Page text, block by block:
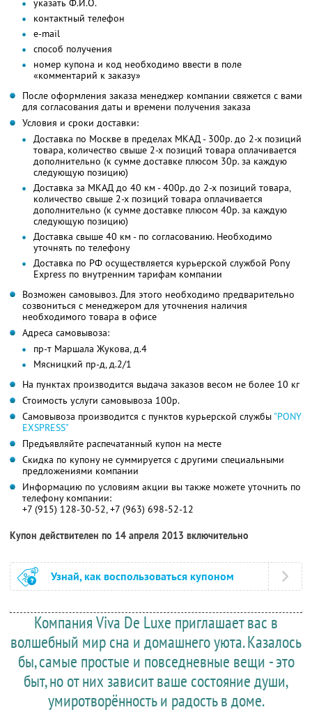
указать Ф.И.О.
контактный телефон
e-mail
способ получения
номер купона и код необходимо ввести в поле
«комментарий к заказу»
После оформления заказа менеджер компании свяжется с вами
для согласования даты и времени получения заказа
Условия и сроки доставки:
Доставка по Москве в пределах МКАД - 300р. до 2-х позиций
товара, количество свыше 2-х позиций товара оплачивается
дополнительно (к сумме доставке плюсом 30р. за каждую
следующую позицию)
Доставка за МКАД до 40 км - 400р. до 2-х позиций товара,
количество свыше 2-х позиций товара оплачивается
дополнительно (к сумме доставке плюсом 40р. за каждую
следующую позицию)
Доставка свыше 40 км - по согласованию. Необходимо
уточнять по телефону
Доставка по РФ осуществляется курьерской службой Pony
Express по внутренним тарифам компании
Возможен самовывоз. Для этого необходимо предварительно
созвониться с менеджером для уточнения наличия
необходимого товара в офисе
Адреса самовывоза:
пр-т Маршала Жукова, д.4
Мясницкий пр-д, д.2/1
На пунктах производится выдача заказов весом не более 10 кг
Стоимость услуги самовывоза 100р.
Самовывоза производится с пунктов курьерской службы "PONY
EXSPRESS"
Предъявляйте распечатанный купон на месте
Скидка по купону не суммируется с другими специальными
предложениями компании
Информацию по условиям акции вы также можете уточнить по
телефону компании:
+7 (915) 128-30-52, +7 (963) 698-52-12
Купон действителен по 14 апреля 2013 включительно
Узнай, как воспользоваться купоном
Компания Viva De Luxe приглашает вас в
волшебный мир сна и домашнего уюта. Казалось
бы, самые простые и повседневные вещи - это
быт, но от них зависит ваше состояние души,
умиротворённость и радость в доме.